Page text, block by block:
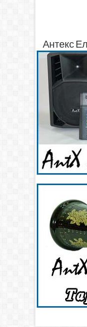
Антекс